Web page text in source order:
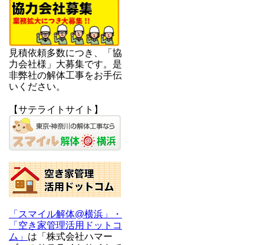
見積依頼多数につき、「協
力会社様」大募集です。是
非弊社の解体工事をお手伝
いください。
【サテライトサイト】
「スマイル解体@横浜」・
「空き家管理活用ドットコ
ム」 は「株式会社ハマー